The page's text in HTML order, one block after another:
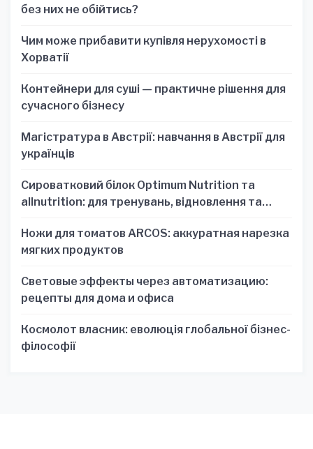
без них не обійтись?
Чим може прибавити купівля нерухомості в
Хорватії
Контейнери для суші — практичне рішення для
сучасного бізнесу
Магістратура в Австрії: навчання в Австрії для
українців
Сироватковий білок Optimum Nutrition та
allnutrition: для тренувань, відновлення та
Ножи для томатов ARCOS: аккуратная нарезка
мягких продуктов
Световые эффекты через автоматизацию:
рецепты для дома и офиса
Космолот власник: еволюція глобальної бізнес-
філософії